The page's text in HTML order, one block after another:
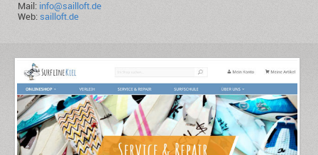
Mail: info@sailloft.de
Web: sailloft.de